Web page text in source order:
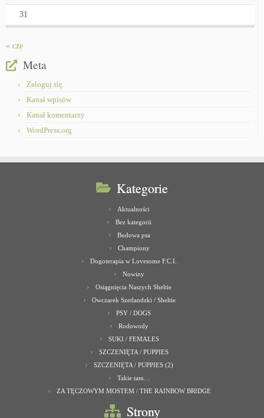
31
« cze
Meta
Zaloguj się
Kanał wpisów
Kanał komentarzy
WordPress.org
Kategorie
Aktualności
Bez kategorii
Budowa psa
Championy
Dogoterapia w Lovesome F.C.I.
Nowiny
Osiągnięcia Naszych Sheltie
Owczarek Szetlandzki / Sheltie
PSY / DOGS
Rodowody
SUKI / FEMALES
SZCZENIĘTA / PUPPIES
SZCZENIĘTA / PUPPIES (2)
Takie tam…
ZA TĘCZOWYM MOSTEM / THE RAINBOW BRIDGE
Strony